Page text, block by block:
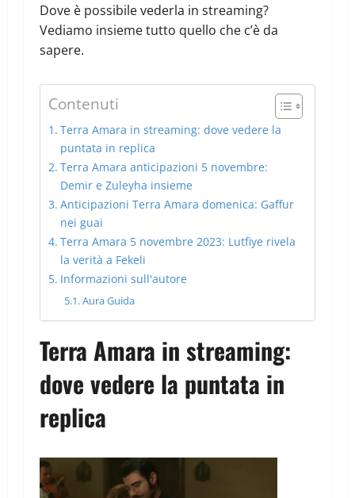
Dove è possibile vederla in streaming?
Vediamo insieme tutto quello che c’è da
sapere.
Contenuti
Terra Amara in streaming: dove vedere la
puntata in replica
Terra Amara anticipazioni 5 novembre:
Demir e Zuleyha insieme
Anticipazioni Terra Amara domenica: Gaffur
nei guai
Terra Amara 5 novembre 2023: Lutfiye rivela
la verità a Fekeli
Informazioni sull'autore
Aura Guida
Terra Amara in streaming:
dove vedere la puntata in
replica